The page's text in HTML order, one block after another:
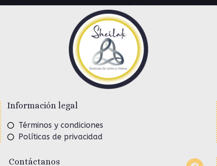
Información legal
Términos y condiciones
Políticas de privacidad
Contáctanos